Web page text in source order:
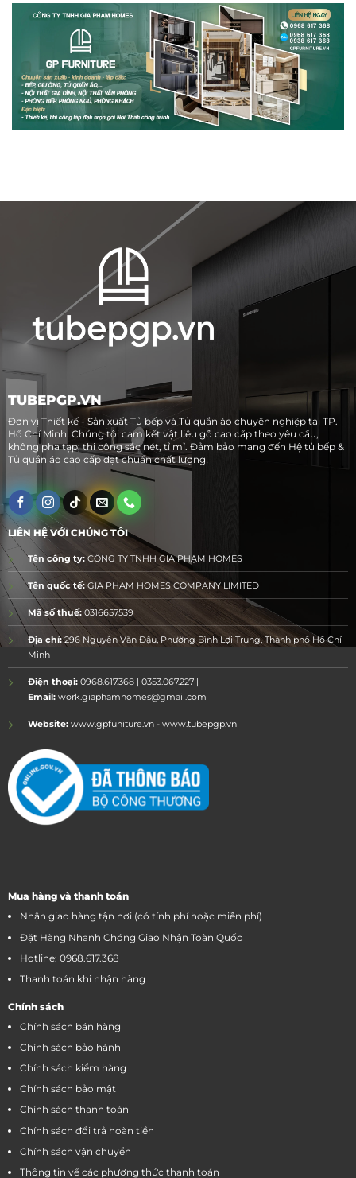
TUBEPGP.VN
Đơn vị Thiết kế - Sản xuất Tủ bếp và Tủ quần áo chuyên nghiệp tại TP.
Hồ Chí Minh. Chúng tôi cam kết vật liệu gỗ cao cấp theo yêu cầu,
không pha tạp; thi công sắc nét, tỉ mỉ. Đảm bảo mang đến Hệ tủ bếp &
Tủ quần áo cao cấp đạt chuẩn chất lượng!
LIÊN HỆ VỚI CHÚNG TÔI
Tên công ty:CÔNG TY TNHH GIA PHẠM HOMES
Tên quốc tế:GIA PHAM HOMES COMPANY LIMITED
Mã số thuế:0316657539
Địa chỉ:296 Nguyễn Văn Đậu, Phường Bình Lợi Trung, Thành phố Hồ Chí
Minh
Điện thoại:0968.617.368 | 0353.067.227 |
Email:work.giaphamhomes@gmail.com
Website:www.gpfuniture.vn - www.tubepgp.vn
Mua hàng và thanh toán
Nhận giao hàng tận nơi (có tính phí hoặc miễn phí)
Đặt Hàng Nhanh Chóng Giao Nhận Toàn Quốc
Hotline: 0968.617.368
Thanh toán khi nhận hàng
Chính sách
Chính sách bán hàng
Chính sách bảo hành
Chính sách kiểm hàng
Chính sách bảo mật
Chính sách thanh toán
Chính sách đổi trả hoàn tiền
Chính sách vận chuyển
Thông tin về các phương thức thanh toán